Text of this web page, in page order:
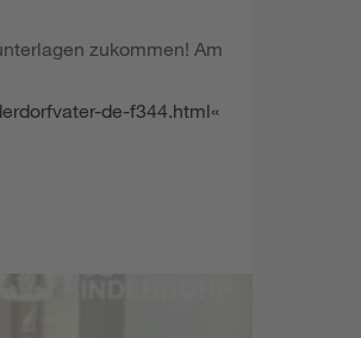
zukommen! Am
de-f344.html